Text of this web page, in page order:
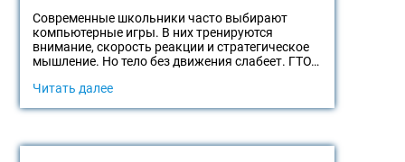
Современные школьники часто выбирают
компьютерные игры. В них тренируются
внимание, скорость реакции и стратегическое
мышление. Но тело без движения слабеет. ГТО…
Читать далее